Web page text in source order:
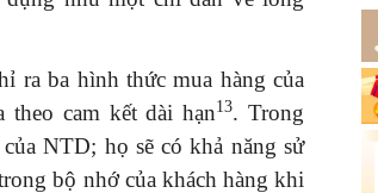
ra ba hình thức mua hàng của
cam kết dài hạn13. Trong
NTD; họ sẽ có khả năng sử
bộ nhớ của khách hàng khi